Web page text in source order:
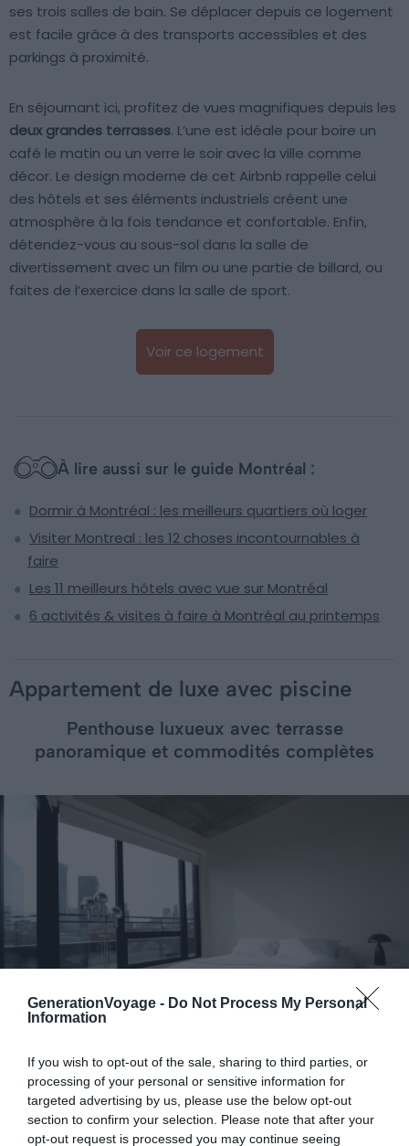
GenerationVoyage - Do Not Process My Personal
Information
If you wish to opt-out of the sale, sharing to third parties, or
processing of your personal or sensitive information for
targeted advertising by us, please use the below opt-out
section to confirm your selection. Please note that after your
opt-out request is processed you may continue seeing
ses trois salles de bain. Se déplacer depuis ce logement
est facile grâce à des transports accessibles et des
parkings à proximité.
En séjournant ici, profitez de vues magnifiques depuis les
deux grandes terrasses. L’une est idéale pour boire un
café le matin ou un verre le soir avec la ville comme
décor. Le design moderne de cet Airbnb rappelle celui
des hôtels et ses éléments industriels créent une
atmosphère à la fois tendance et confortable. Enfin,
détendez-vous au sous-sol dans la salle de
divertissement avec un film ou une partie de billard, ou
faites de l’exercice dans la salle de sport.
Voir ce logement
À lire aussi sur le guide Montréal :
Dormir à Montréal : les meilleurs quartiers où loger
Visiter Montreal : les 12 choses incontournables à
faire
Les 11 meilleurs hôtels avec vue sur Montréal
6 activités & visites à faire à Montréal au printemps
Appartement de luxe avec piscine
Penthouse luxueux avec terrasse
panoramique et commodités complètes
Crédit photo : Airbnb